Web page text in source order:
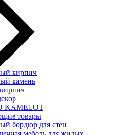
кирпич
камень
KAMELOT
товары
бордюр для стен
мебель для жилых